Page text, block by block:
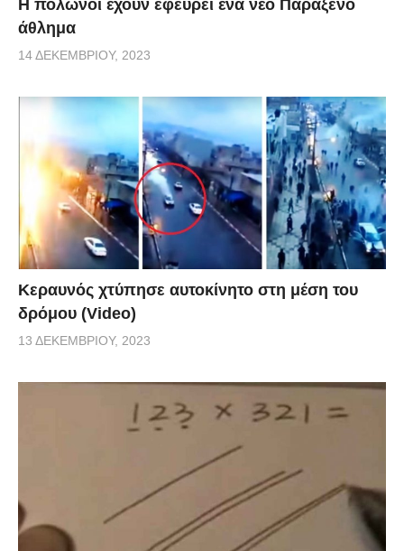
Η πολωνοί έχουν εφεύρει ένα νέο Παράξενο
άθλημα
14 ΔΕΚΕΜΒΡΊΟΥ, 2023
Κεραυνός χτύπησε αυτοκίνητο στη μέση του
δρόμου (Video)
13 ΔΕΚΕΜΒΡΊΟΥ, 2023